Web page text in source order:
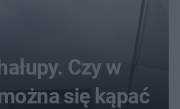
Czy w
się kąpać